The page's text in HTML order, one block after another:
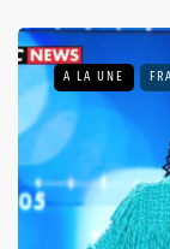
A LA UNE